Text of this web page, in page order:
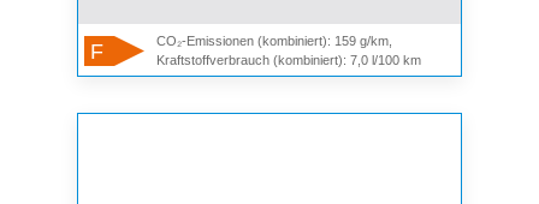
F
CO₂-Emissionen (kombiniert): 159 g/km,
Kraftstoffverbrauch (kombiniert): 7,0 l/100 km